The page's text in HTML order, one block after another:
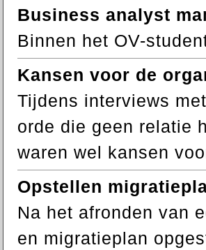
Business analyst
Binnen het OV-
Kansen voor de
Tijdens interviews
orde die geen relatie
waren wel kansen
Opstellen
Na het afronden van
en migratieplan